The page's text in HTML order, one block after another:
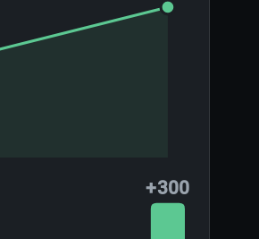
+300